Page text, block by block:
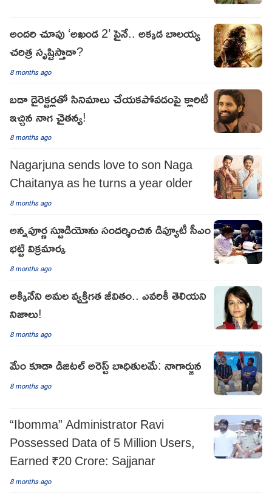
అందరి చూపు ‘అఖండ 2’ పైనే.. అక్కడ బాలయ్య
చరిత్ర సృష్టిస్తాడా?
8 months ago
బడా డైరెక్టర్లతో సినిమాలు చేయకపోవడంపై క్లారిటీ
ఇచ్చిన నాగ చైతన్య!
8 months ago
Nagarjuna sends love to son Naga
Chaitanya as he turns a year older
8 months ago
అన్నపూర్ణ స్టూడియోను సందర్శించిన డిప్యూటీ సీఎం
భట్టి విక్రమార్క
8 months ago
అక్కినేని అమల వ్యక్తిగత జీవితం.. ఎవరికీ తెలియని
నిజాలు!
8 months ago
మేం కూడా డిజిటల్ అరెస్ట్ బాధితులమే: నాగార్జున
8 months ago
“Ibomma” Administrator Ravi
Possessed Data of 5 Million Users,
Earned ₹20 Crore: Sajjanar
8 months ago